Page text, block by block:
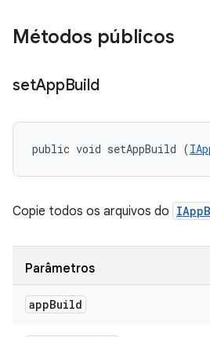
Métodos públicos
setAppBuild
public void setAppBuild (
Copie todos os arquivos do
Parâmetros
appBuild